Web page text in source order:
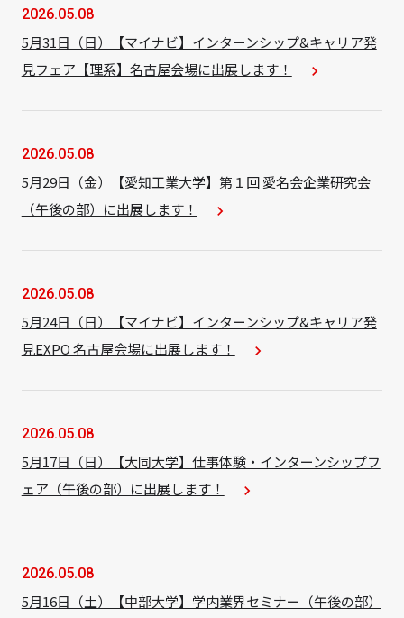
2026.05.08
5月31日（日）【マイナビ】インターンシップ&キャリア発
見フェア【理系】名古屋会場に出展します！
navigate_next
2026.05.08
5月29日（金）【愛知工業大学】第１回 愛名会企業研究会
（午後の部）に出展します！
navigate_next
2026.05.08
5月24日（日）【マイナビ】インターンシップ&キャリア発
見EXPO 名古屋会場に出展します！
navigate_next
2026.05.08
5月17日（日）【大同大学】仕事体験・インターンシップフ
ェア（午後の部）に出展します！
navigate_next
2026.05.08
5月16日（土）【中部大学】学内業界セミナー（午後の部）